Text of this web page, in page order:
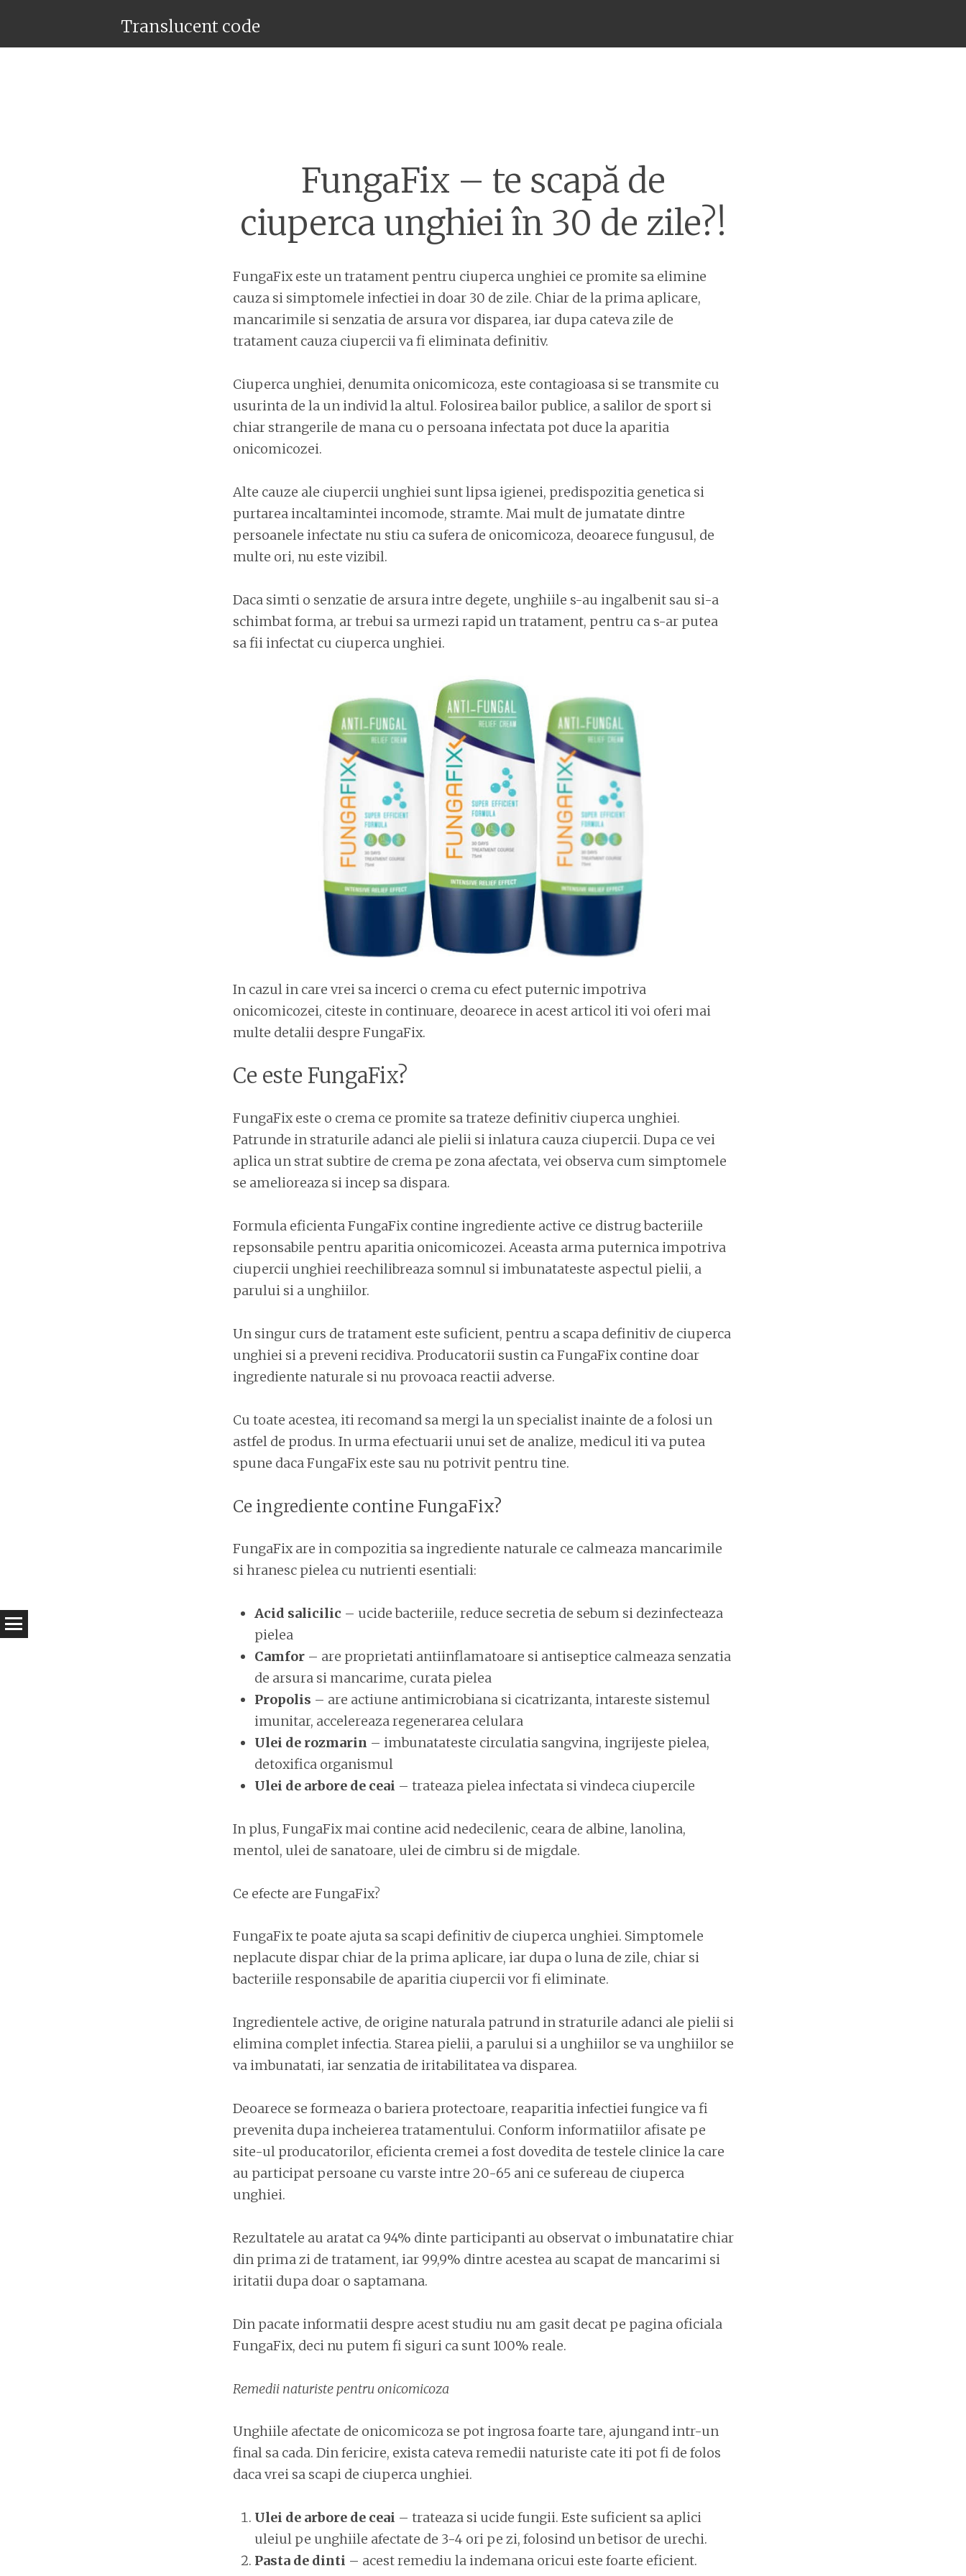
Translucent code
FungaFix – te scapă de
ciuperca unghiei în 30 de zile?!
FungaFix este un tratament pentru ciuperca unghiei ce promite sa elimine
cauza si simptomele infectiei in doar 30 de zile. Chiar de la prima aplicare,
mancarimile si senzatia de arsura vor disparea, iar dupa cateva zile de
tratament cauza ciupercii va fi eliminata definitiv.
Ciuperca unghiei, denumita onicomicoza, este contagioasa si se transmite cu
usurinta de la un individ la altul. Folosirea bailor publice, a salilor de sport si
chiar strangerile de mana cu o persoana infectata pot duce la aparitia
onicomicozei.
Alte cauze ale ciupercii unghiei sunt lipsa igienei, predispozitia genetica si
purtarea incaltamintei incomode, stramte. Mai mult de jumatate dintre
persoanele infectate nu stiu ca sufera de onicomicoza, deoarece fungusul, de
multe ori, nu este vizibil.
Daca simti o senzatie de arsura intre degete, unghiile s-au ingalbenit sau si-a
schimbat forma, ar trebui sa urmezi rapid un tratament, pentru ca s-ar putea
sa fii infectat cu ciuperca unghiei.
In cazul in care vrei sa incerci o crema cu efect puternic impotriva
onicomicozei, citeste in continuare, deoarece in acest articol iti voi oferi mai
multe detalii despre FungaFix.
Ce este FungaFix?
FungaFix este o crema ce promite sa trateze definitiv ciuperca unghiei.
Patrunde in straturile adanci ale pielii si inlatura cauza ciupercii. Dupa ce vei
aplica un strat subtire de crema pe zona afectata, vei observa cum simptomele
se amelioreaza si incep sa dispara.
Formula eficienta FungaFix contine ingrediente active ce distrug bacteriile
repsonsabile pentru aparitia onicomicozei. Aceasta arma puternica impotriva
ciupercii unghiei reechilibreaza somnul si imbunatateste aspectul pielii, a
parului si a unghiilor.
Un singur curs de tratament este suficient, pentru a scapa definitiv de ciuperca
unghiei si a preveni recidiva. Producatorii sustin ca FungaFix contine doar
ingrediente naturale si nu provoaca reactii adverse.
Cu toate acestea, iti recomand sa mergi la un specialist inainte de a folosi un
astfel de produs. In urma efectuarii unui set de analize, medicul iti va putea
spune daca FungaFix este sau nu potrivit pentru tine.
Ce ingrediente contine FungaFix?
FungaFix are in compozitia sa ingrediente naturale ce calmeaza mancarimile
si hranesc pielea cu nutrienti esentiali:
Acid salicilic – ucide bacteriile, reduce secretia de sebum si dezinfecteaza
pielea
Camfor– are proprietati antiinflamatoare si antiseptice calmeaza senzatia
de arsura si mancarime, curata pielea
Propolis – are actiune antimicrobiana si cicatrizanta, intareste sistemul
imunitar, accelereaza regenerarea celulara
Ulei de rozmarin – imbunatateste circulatia sangvina, ingrijeste pielea,
detoxifica organismul
Ulei de arbore de ceai – trateaza pielea infectata si vindeca ciupercile
In plus, FungaFix mai contine acid nedecilenic, ceara de albine, lanolina,
mentol, ulei de sanatoare, ulei de cimbru si de migdale.
Ce efecte are FungaFix?
FungaFix te poate ajuta sa scapi definitiv de ciuperca unghiei. Simptomele
neplacute dispar chiar de la prima aplicare, iar dupa o luna de zile, chiar si
bacteriile responsabile de aparitia ciupercii vor fi eliminate.
Ingredientele active, de origine naturala patrund in straturile adanci ale pielii si
elimina complet infectia. Starea pielii, a parului si a unghiilor se va unghiilor se
va imbunatati, iar senzatia de iritabilitatea va disparea.
Deoarece se formeaza o bariera protectoare, reaparitia infectiei fungice va fi
prevenita dupa incheierea tratamentului. Conform informatiilor afisate pe
site-ul producatorilor, eficienta cremei a fost dovedita de testele clinice la care
au participat persoane cu varste intre 20-65 ani ce sufereau de ciuperca
unghiei.
Rezultatele au aratat ca 94% dinte participanti au observat o imbunatatire chiar
din prima zi de tratament, iar 99,9% dintre acestea au scapat de mancarimi si
iritatii dupa doar o saptamana.
Din pacate informatii despre acest studiu nu am gasit decat pe pagina oficiala
FungaFix, deci nu putem fi siguri ca sunt 100% reale.
Remedii naturiste pentru onicomicoza
Unghiile afectate de onicomicoza se pot ingrosa foarte tare, ajungand intr-un
final sa cada. Din fericire, exista cateva remedii naturiste cate iti pot fi de folos
daca vrei sa scapi de ciuperca unghiei.
Ulei de arbore de ceai – trateaza si ucide fungii. Este suficient sa aplici
uleiul pe unghiile afectate de 3-4 ori pe zi, folosind un betisor de urechi.
Pasta de dinti – acest remediu la indemana oricui este foarte eficient.